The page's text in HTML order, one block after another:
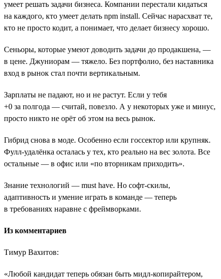
умеет решать задачи бизнеса. Компании перестали кидаться
на каждого, кто умеет делать npm install. Сейчас нарасхват те,
кто не просто кодит, а понимает, что делает бизнесу хорошо.
Сеньоры, которые умеют доводить задачи до продакшена, —
в цене. Джуниорам — тяжело. Без портфолио, без наставника
вход в рынок стал почти вертикальным.
Зарплаты не падают, но и не растут. Если у тебя
+0 за полгода — считай, повезло. А у некоторых уже и минус,
просто никто не орёт об этом на весь рынок.
Гибрид снова в моде. Особенно если госсектор или крупняк.
Фулл-удалёнка осталась у тех, кто реально на вес золота. Все
остальные — в офис или «по вторникам приходить».
Знание технологий — must have. Но софт-скилы,
адаптивность и умение играть в команде — теперь
в требованиях наравне с фреймворками.
Из комментариев
Тимур Вахитов:
«Любой кандидат теперь обязан быть мидл-копирайтером,